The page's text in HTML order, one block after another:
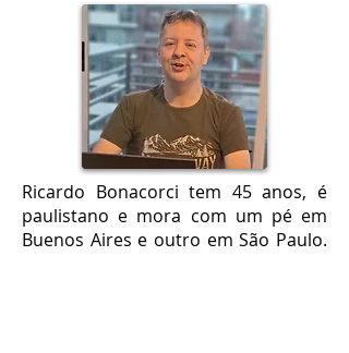
Ricardo Bonacorci tem 45 anos, é
paulistano e mora com um pé em
Buenos Aires e outro em São Paulo.